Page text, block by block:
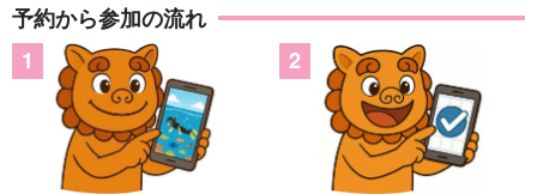
予約から参加の流れ